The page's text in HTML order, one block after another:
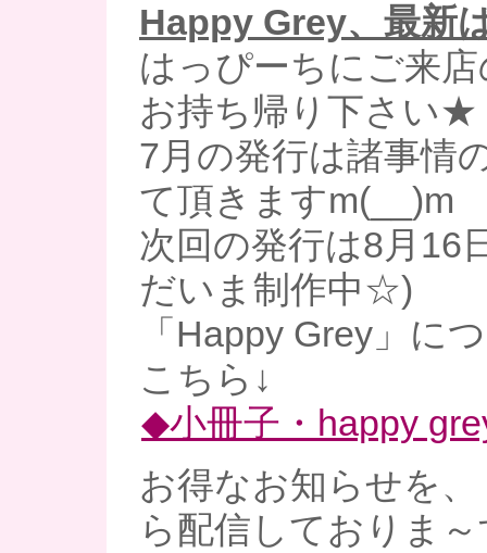
Happy Grey、最新
はっぴーちにご来
お持ち帰り下さい★
7月の発行は諸事情
て頂きますm(__)m
次回の発行は8月16
だいま制作中☆)
「Happy Grey」に
こちら↓
◆小冊子・happy
お得なお知らせを
ら配信しておりま～